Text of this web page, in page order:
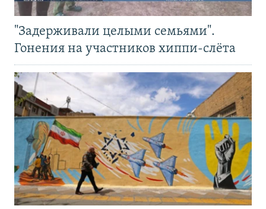
"Задерживали целыми семьями".
Гонения на участников хиппи-слёта